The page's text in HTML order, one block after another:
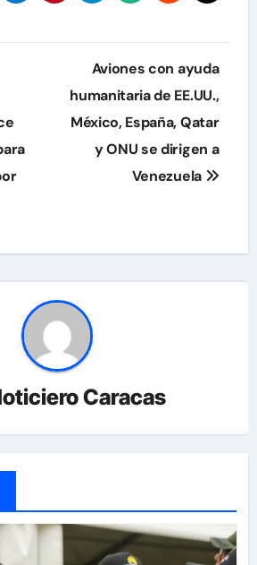
Aviones con ayuda
humanitaria de EE.UU.,
México, España, Qatar
y ONU se dirigen a
Venezuela
Caracas